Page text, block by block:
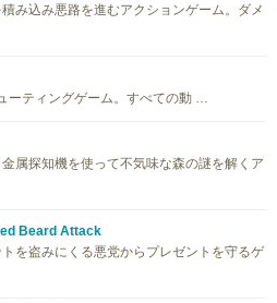
積み込み悪路を進むアクションゲーム。ダメ
ーティングゲーム。すべての動 …
属探知機を使って不気味な森の謎を解くア
Beard Attack
を盗みにくる悪党からプレゼントを守るゲ